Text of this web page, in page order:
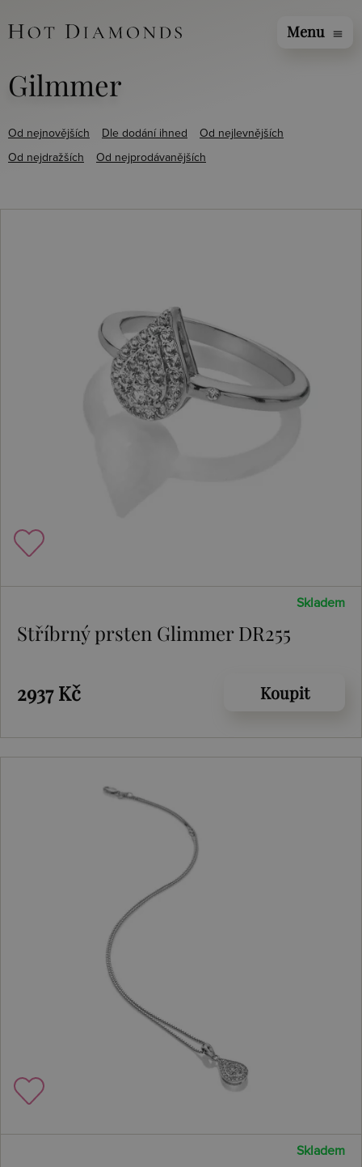
Menu menu
Gilmmer
Od nejnovějších Dle dodání ihned Od nejlevnějších
Od nejdražších Od nejprodávanějších
Skladem
Stříbrný prsten Glimmer DR255
2937 Kč Koupit
Skladem